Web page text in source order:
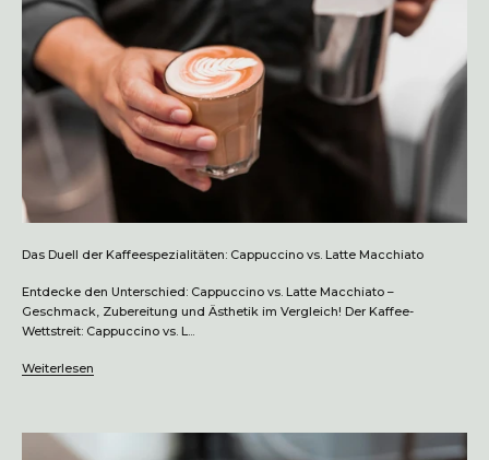
Das Duell der Kaffeespezialitäten: Cappuccino vs. Latte Macchiato
Entdecke den Unterschied: Cappuccino vs. Latte Macchiato –
Geschmack, Zubereitung und Ästhetik im Vergleich! Der Kaffee-
Wettstreit: Cappuccino vs. L...
Weiterlesen